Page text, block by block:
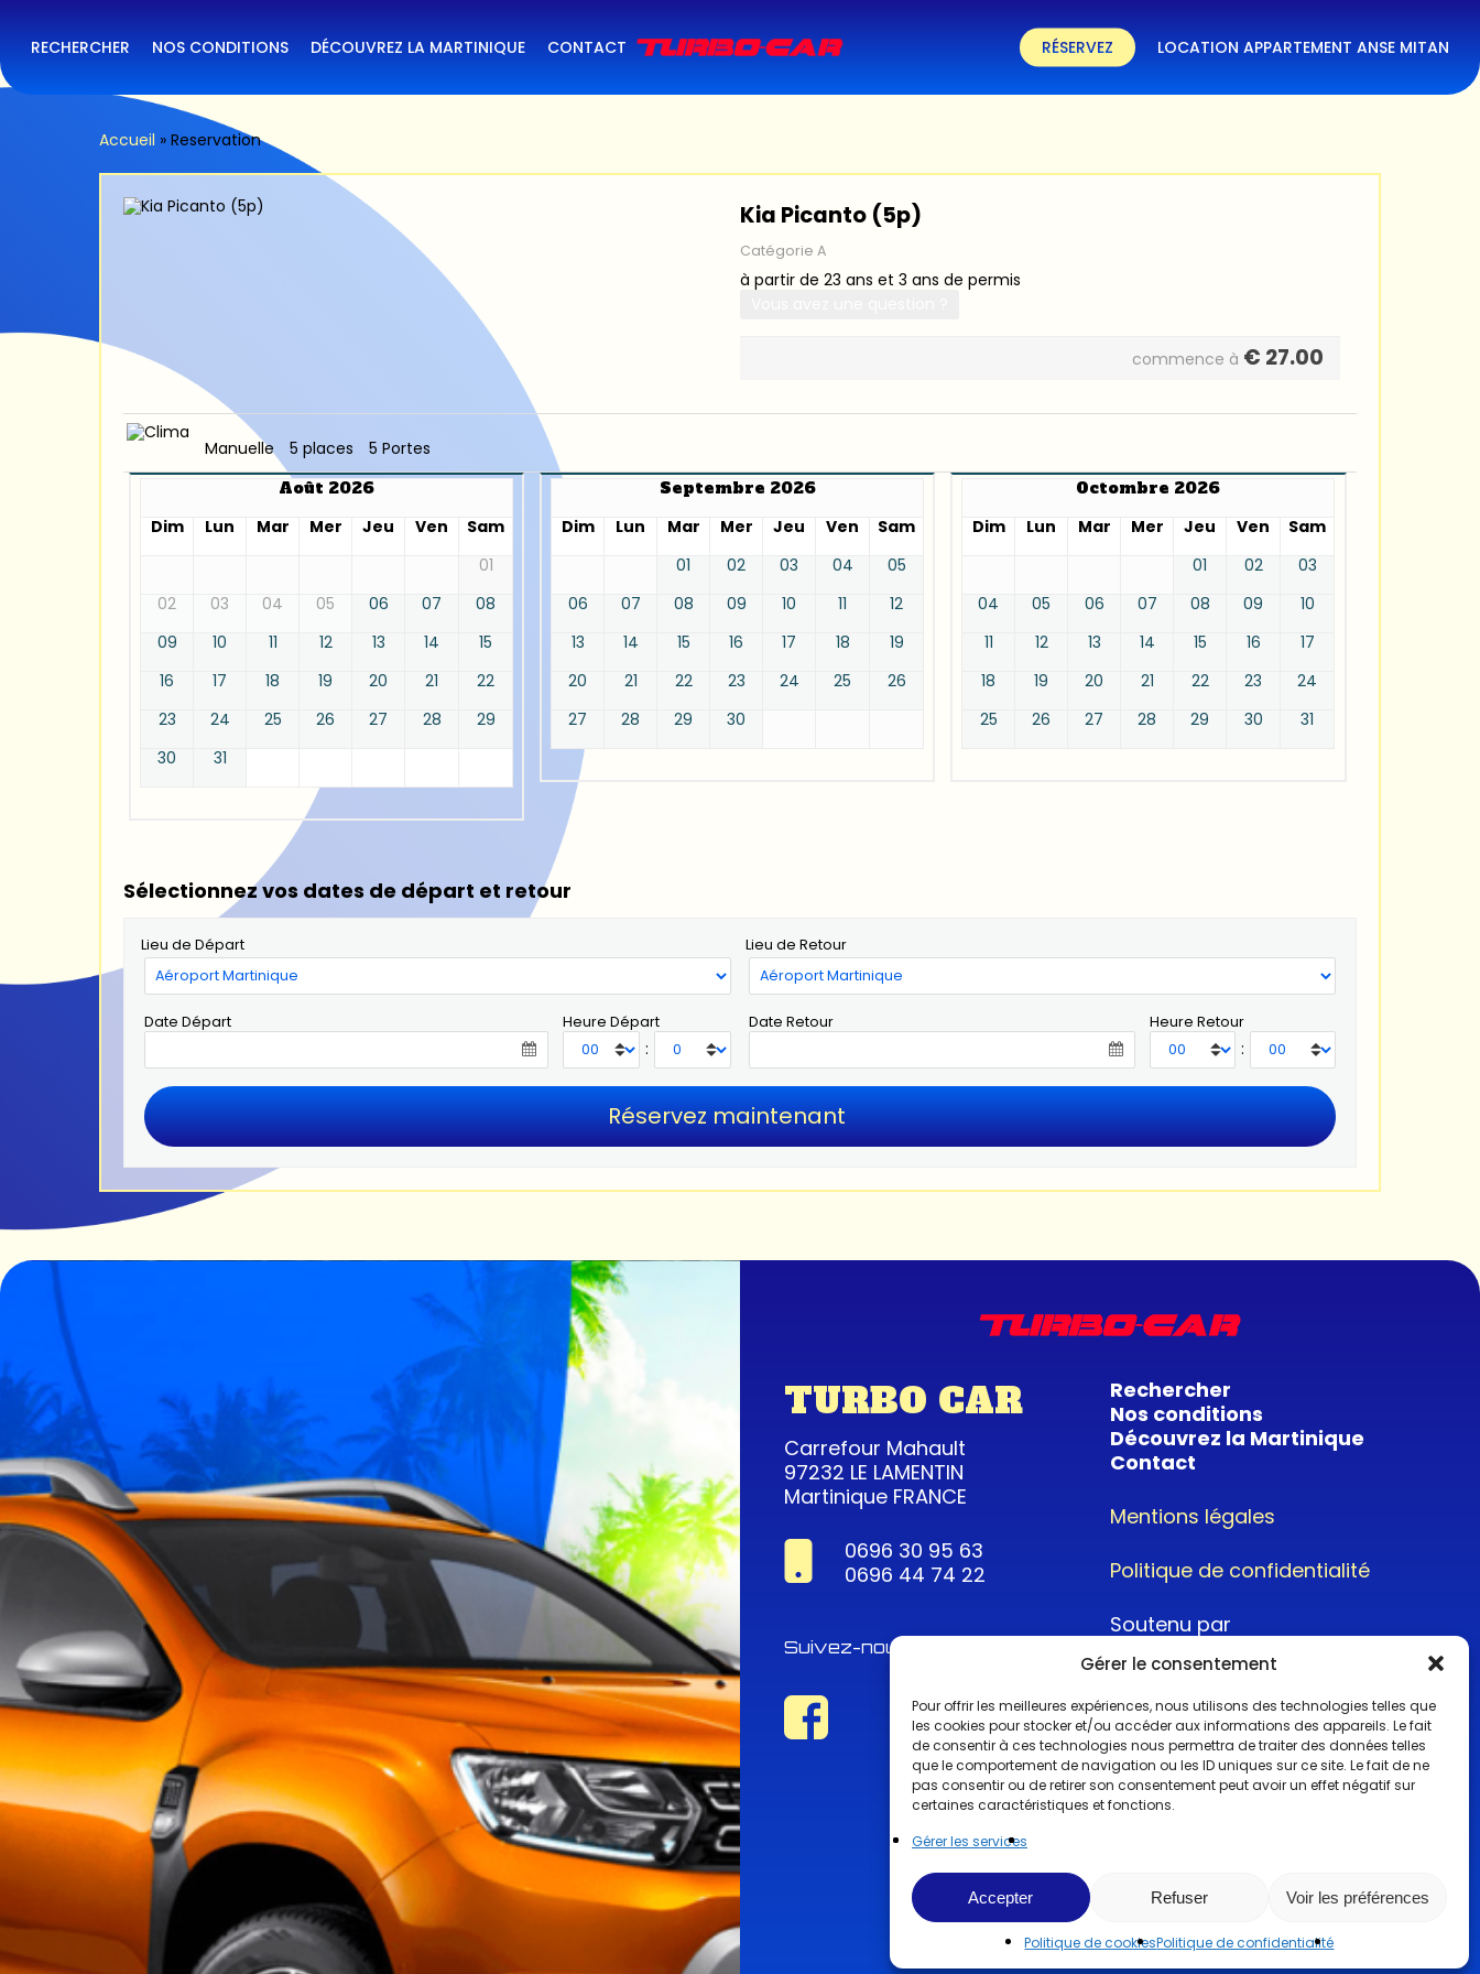
Gérer le consentement
Pour offrir les meilleures expériences, nous utilisons des technologies telles que
les cookies pour stocker et/ou accéder aux informations des appareils. Le fait
de consentir à ces technologies nous permettra de traiter des données telles
que le comportement de navigation ou les ID uniques sur ce site. Le fait de ne
pas consentir ou de retirer son consentement peut avoir un effet négatif sur
certaines caractéristiques et fonctions.
Gérer les services
Accepter Refuser Voir les préférences
Politique de cookiesPolitique de confidentialité
main
content
RECHERCHER NOS CONDITIONS DÉCOUVREZ LA MARTINIQUE CONTACT RÉSERVEZ LOCATION APPARTEMENT ANSE MITAN
Accueil » Reservation
Kia Picanto (5p)
Catégorie A
à partir de 23 ans et 3 ans de permis
commence à € 27.00
Manuelle 5 places
5 Portes
Août 2026
Dim
Lun Mar Mer Jeu Ven
Sam
01
02
03 04 05 06 07
08
09
10 11 12 13 14
15
16
17 18 19 20 21
22
23
24 25 26 27 28
29
30
31
Septembre 2026
Dim
Lun Mar Mer Jeu Ven
Sam
01
02 03 04
05
06
07 08 09 10 11
12
13
14 15 16 17 18
19
20
21 22 23 24 25
26
27
28 29 30
Octombre 2026
Dim
Lun Mar Mer Jeu Ven
Sam
01
02
03
04
05 06 07 08 09
10
11
12 13 14 15 16
17
18
19 20 21 22 23
24
25
26 27 28 29 30 31
Sélectionnez vos dates de départ et retour
Lieu de Départ Lieu de Retour
Date Départ Heure Départ
:
Date Retour Heure Retour
:
TURBO CAR
Carrefour Mahault
97232 LE LAMENTIN
Martinique FRANCE
0696 30 95 63
0696 44 74 22
Suivez-nous !
Rechercher
Nos conditions
Découvrez la Martinique
Contact
Mentions légales
Politique de confidentialité
Soutenu par
@2022CopyrightTurboCar